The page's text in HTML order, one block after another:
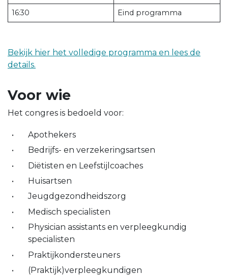
16:30
Eind programma
Bekijk hier het volledige programma en lees de
details.
Voor wie
Het congres is bedoeld voor:
Apothekers
Bedrijfs- en verzekeringsartsen
Diëtisten en Leefstijlcoaches
Huisartsen
Jeugdgezondheidszorg
Medisch specialisten
Physician assistants en verpleegkundig
specialisten
Praktijkondersteuners
(Praktijk)verpleegkundigen